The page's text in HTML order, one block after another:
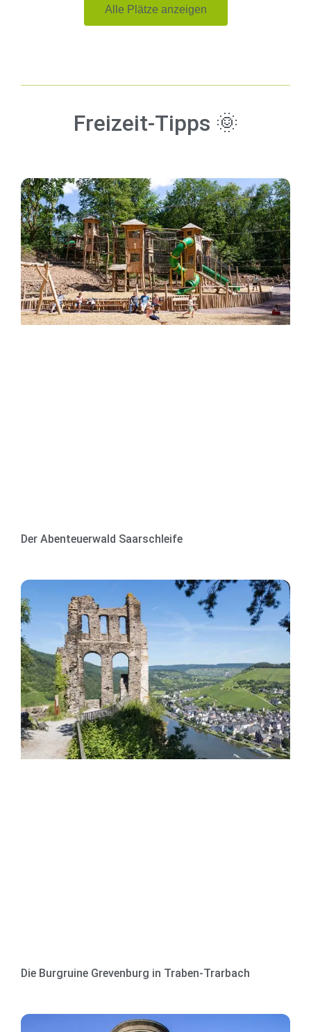
Alle Plätze anzeigen
Freizeit-Tipps 🌞
Der Abenteuerwald Saarschleife
Die Burgruine Grevenburg in Traben-Trarbach